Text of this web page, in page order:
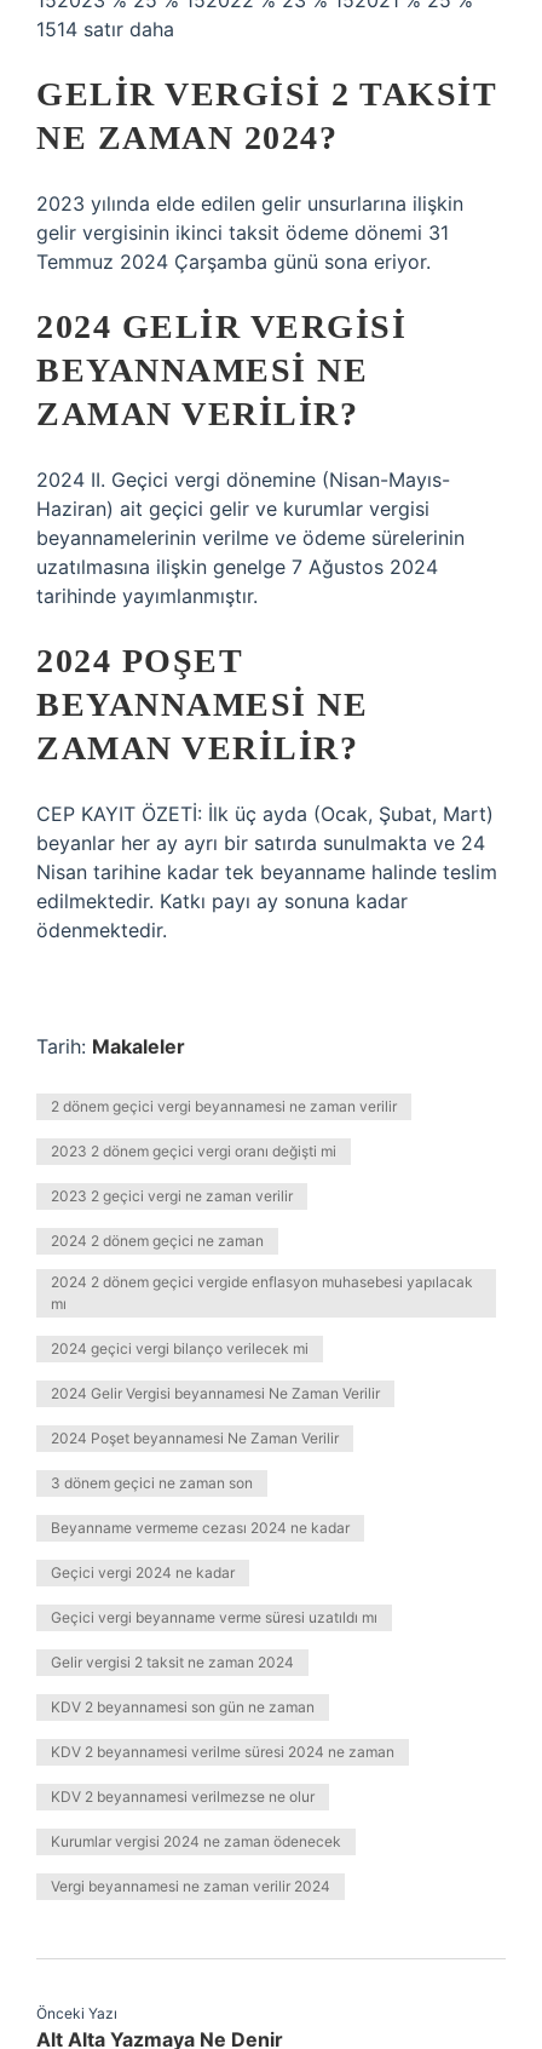
1514 satır daha
GELIR VERGISI 2 TAKSIT
NE ZAMAN 2024?
2023 yılında elde edilen gelir unsurlarına ilişkin
gelir vergisinin ikinci taksit ödeme dönemi 31
Temmuz 2024 Çarşamba günü sona eriyor.
2024 GELIR VERGISI
BEYANNAMESI NE
ZAMAN VERILIR?
2024 II. Geçici vergi dönemine (Nisan-Mayıs-
Haziran) ait geçici gelir ve kurumlar vergisi
beyannamelerinin verilme ve ödeme sürelerinin
uzatılmasına ilişkin genelge 7 Ağustos 2024
tarihinde yayımlanmıştır.
2024 POŞET
BEYANNAMESI NE
ZAMAN VERILIR?
CEP KAYIT ÖZETİ: İlk üç ayda (Ocak, Şubat, Mart)
beyanlar her ay ayrı bir satırda sunulmakta ve 24
Nisan tarihine kadar tek beyanname halinde teslim
edilmektedir. Katkı payı ay sonuna kadar
ödenmektedir.
Tarih: Makaleler
2 dönem geçici vergi beyannamesi ne zaman verilir
2023 2 dönem geçici vergi oranı değişti mi
2023 2 geçici vergi ne zaman verilir
2024 2 dönem geçici ne zaman
2024 2 dönem geçici vergide enflasyon muhasebesi yapılacak
mı
2024 geçici vergi bilanço verilecek mi
2024 Gelir Vergisi beyannamesi Ne Zaman Verilir
2024 Poşet beyannamesi Ne Zaman Verilir
3 dönem geçici ne zaman son
Beyanname vermeme cezası 2024 ne kadar
Geçici vergi 2024 ne kadar
Geçici vergi beyanname verme süresi uzatıldı mı
Gelir vergisi 2 taksit ne zaman 2024
KDV 2 beyannamesi son gün ne zaman
KDV 2 beyannamesi verilme süresi 2024 ne zaman
KDV 2 beyannamesi verilmezse ne olur
Kurumlar vergisi 2024 ne zaman ödenecek
Vergi beyannamesi ne zaman verilir 2024
Önceki Yazı
Alt Alta Yazmaya Ne Denir